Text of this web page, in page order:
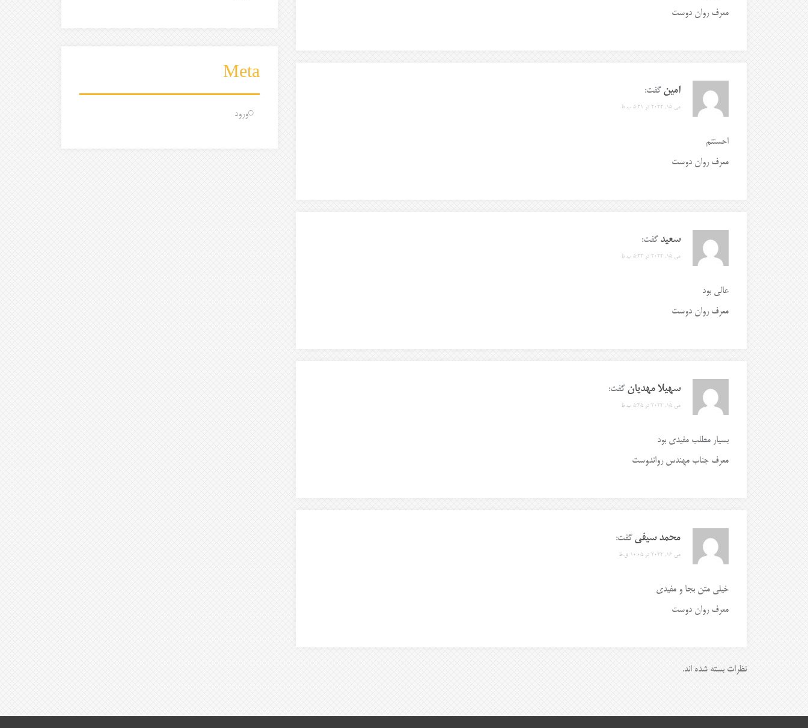
معرف روان دوست
امین گفت:
می 15, 2022 در 5:21 ب.ظ
احسنتم
معرف روان دوست
سعید گفت:
می 15, 2022 در 5:22 ب.ظ
عالی بود
معرف روان دوست
سهیلا مهدیان گفت:
می 15, 2022 در 5:35 ب.ظ
بسیار مطلب مفیدی بود
معرف جناب مهندس رواندوست
محمد سیفی گفت:
می 16, 2022 در 10:05 ق.ظ
خیلی متن بجا و مفیدی
معرف روان دوست
نظرات بسته شده اند.
Meta
ورود